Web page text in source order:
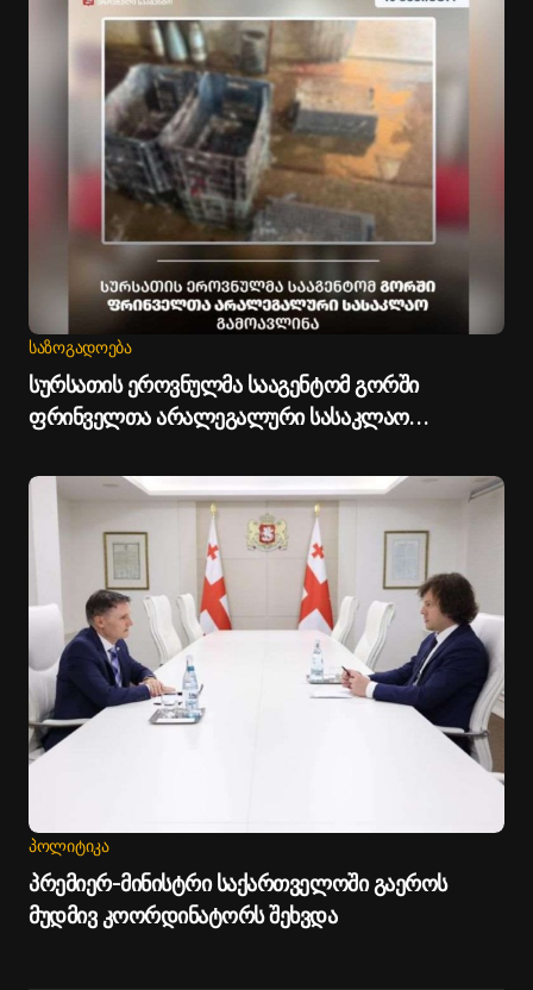
ᲡᲐᲖᲝᲒᲐᲓᲝᲔᲑᲐ
სურსათის ეროვნულმა სააგენტომ გორში
ფრინველთა არალეგალური სასაკლაო
ᲞᲝᲚᲘᲢᲘᲙᲐ
პრემიერ-მინისტრი საქართველოში გაეროს
მუდმივ კოორდინატორს შეხვდა